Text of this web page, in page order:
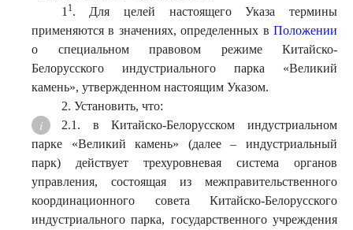
1 1. Для целей настоящего Указа термины
применяются в значениях, определенных в Положении
о специальном правовом режиме Китайско-
Белорусского индустриального парка «Великий
камень», утвержденном настоящим Указом.
2. Установить, что:
2.1. в Китайско-Белорусском индустриальном
парке «Великий камень» (далее – индустриальный
парк) действует трехуровневая система органов
управления, состоящая из межправительственного
координационного совета Китайско-Белорусского
индустриального парка, государственного учреждения